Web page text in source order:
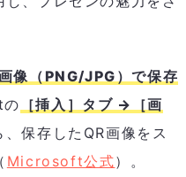
像（PNG/JPG）で保存
［挿入］タブ →［画
、保存したQR画像をス
Microsoft公式）。